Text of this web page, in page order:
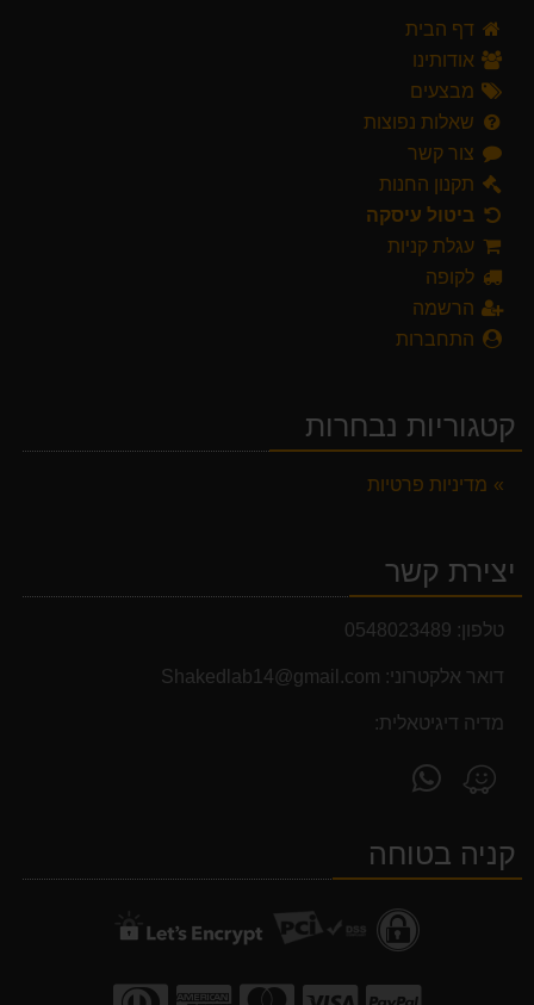
דף הבית
אודותינו
מבצעים
שאלות נפוצות
צור קשר
תקנון החנות
ביטול עיסקה
עגלת קניות
לקופה
הרשמה
התחברות
קטגוריות נבחרות
מדיניות פרטיות
יצירת קשר
טלפון: 0548023489
דואר אלקטרוני: Shakedlab14@gmail.com
מדיה דיגיטאלית:
מצא
אותנו
Waze
WhatsAppקניה בטוחה